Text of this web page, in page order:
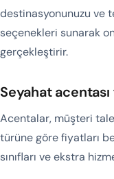
destinasyonunuzu ve
seçenekleri sunarak
gerçekleştirir.
Seyahat
Acentalar, müşteri
türüne göre fiyatları
sınıfları ve ekstra